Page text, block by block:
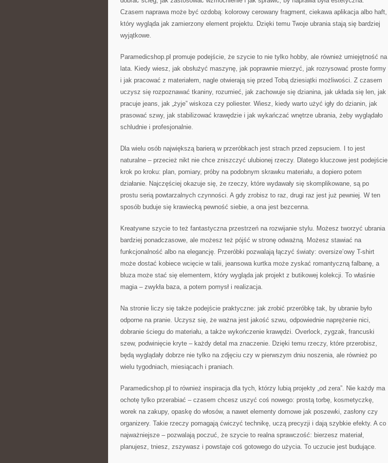
Czasem naprawa może być ozdobą: kolorowy cerowany fragment, ciekawa aplikacja albo haft,
który wygląda jak zamierzony element projektu. Dzięki temu Twoje ubrania stają się bardziej
wyjątkowe.
Paramedicshop.pl promuje podejście, że szycie to nie tylko hobby, ale również umiejętność na
lata. Kiedy wiesz, jak obsłużyć maszynę, jak poprawnie mierzyć, jak rozrysować proste formy
i jak pracować z materiałem, nagle otwierają się przed Tobą dziesiątki możliwości. Z czasem
uczysz się rozpoznawać tkaniny, rozumieć, jak zachowuje się dzianina, jak układa się len, jak
pracuje jeans, jak „żyje” wiskoza czy poliester. Wiesz, kiedy warto użyć igły do dzianin, jak
prasować szwy, jak stabilizować krawędzie i jak wykańczać wnętrze ubrania, żeby wyglądało
schludnie i profesjonalnie.
Dla wielu osób największą barierą w przeróbkach jest strach przed zepsuciem. I to jest
naturalne – przecież nikt nie chce zniszczyć ulubionej rzeczy. Dlatego kluczowe jest podejście
krok po kroku: plan, pomiary, próby na podobnym skrawku materiału, a dopiero potem
działanie. Najczęściej okazuje się, że rzeczy, które wydawały się skomplikowane, są po
prostu serią powtarzalnych czynności. A gdy zrobisz to raz, drugi raz jest już pewniej. W ten
sposób buduje się krawiecką pewność siebie, a ona jest bezcenna.
Kreatywne szycie to też fantastyczna przestrzeń na rozwijanie stylu. Możesz tworzyć ubrania
bardziej ponadczasowe, ale możesz też pójść w stronę odważną. Możesz stawiać na
funkcjonalność albo na elegancję. Przeróbki pozwalają łączyć światy: oversize’owy T-shirt
może dostać kobiece wcięcie w talii, jeansowa kurtka może zyskać romantyczną falbanę, a
bluza może stać się elementem, który wygląda jak projekt z butikowej kolekcji. To właśnie
magia – zwykła baza, a potem pomysł i realizacja.
Na stronie liczy się także podejście praktyczne: jak zrobić przeróbkę tak, by ubranie było
odporne na pranie. Uczysz się, że ważna jest jakość szwu, odpowiednie naprężenie nici,
dobranie ściegu do materiału, a także wykończenie krawędzi. Overlock, zygzak, francuski
szew, podwinięcie kryte – każdy detal ma znaczenie. Dzięki temu rzeczy, które przerobisz,
będą wyglądały dobrze nie tylko na zdjęciu czy w pierwszym dniu noszenia, ale również po
wielu tygodniach, miesiącach i praniach.
Paramedicshop.pl to również inspiracja dla tych, którzy lubią projekty „od zera”. Nie każdy ma
ochotę tylko przerabiać – czasem chcesz uszyć coś nowego: prostą torbę, kosmetyczkę,
worek na zakupy, opaskę do włosów, a nawet elementy domowe jak poszewki, zasłony czy
organizery. Takie rzeczy pomagają ćwiczyć technikę, uczą precyzji i dają szybkie efekty. A co
najważniejsze – pozwalają poczuć, że szycie to realna sprawczość: bierzesz materiał,
planujesz, tniesz, zszywasz i powstaje coś gotowego do użycia. To uczucie jest budujące.